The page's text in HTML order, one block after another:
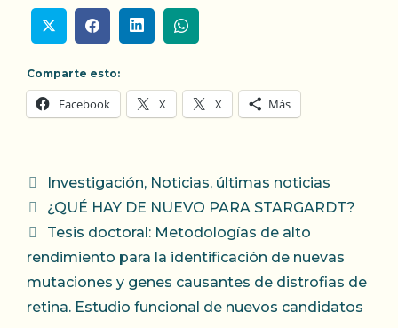
Comparte esto:
Facebook X X Más
Categorías
Investigación, Noticias, últimas noticias
¿QUÉ HAY DE NUEVO PARA STARGARDT?
Tesis doctoral: Metodologías de alto
rendimiento para la identificación de nuevas
mutaciones y genes causantes de distrofias de
retina. Estudio funcional de nuevos candidatos